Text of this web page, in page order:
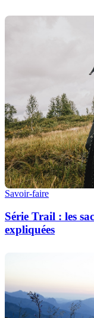
Savoir-faire
Série Trail : les
expliquées